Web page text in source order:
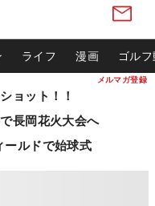
メルマガ登録
ライフ 漫画 ゴル
ョット！！
長岡花火大会へ
ールドで始球式